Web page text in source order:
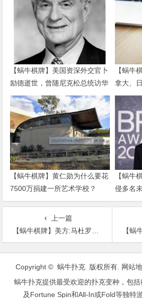
【蜗牛棋牌】美国资深外交官卜
励德逝世，曾随尼克松总统访华
【蜗牛
拿大、
【蜗牛棋牌】黄仁勋为什么要花
7500万捐建一所艺术学校？
【蜗牛
侵多名
过关了”
上一篇
【蜗牛棋牌】美方:马杜罗4月30日曾打算飞往古巴 被俄罗斯劝下
【蜗牛棋牌
文
Copyright © 蜗牛扑克 版权所有. 网站
蜗牛扑克提供最受欢迎的扑克变种，包
及Fortune Spin和All-In或Fold等独特